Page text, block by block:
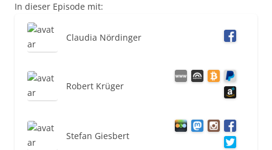
In dieser Episode mit:
Claudia Nördinger
Robert Krüger
Stefan Giesbert